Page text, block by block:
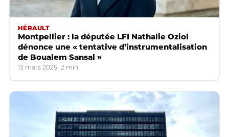
HÉRAULT
Montpellier : la députée LFI Nathalie Oziol
dénonce une « tentative d’instrumentalisation
de Boualem Sansal »
13 mars 2025 2 min